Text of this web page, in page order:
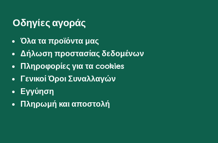
Οδηγίες αγοράς
Όλα τα προϊόντα μας
Δήλωση προστασίας δεδομένων
Πληροφορίες για τα cookies
Γενικοί Όροι Συναλλαγών
Εγγύηση
Πληρωμή και αποστολή